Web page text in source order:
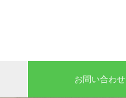
お問い合わせ